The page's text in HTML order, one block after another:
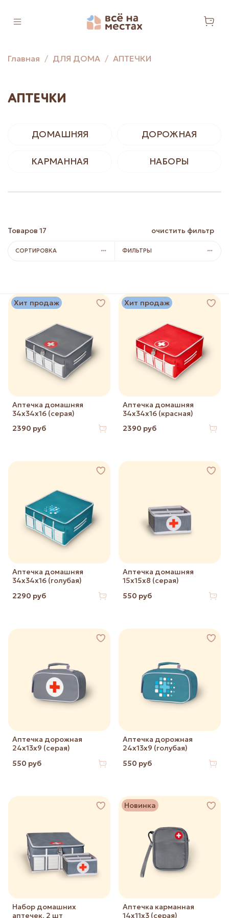
Главная ДЛЯ ДОМА АПТЕЧКИ
АПТЕЧКИ
ДОМАШНЯЯ ДОРОЖНАЯ
КАРМАННАЯ НАБОРЫ
Товаров 17 очистить фильтр
СОРТИРОВКА ФИЛЬТРЫ
Хит продаж
Аптечка домашняя
34х34х16 (серая)
2390 руб
Хит продаж
Аптечка домашняя
34х34х16 (красная)
2390 руб
Аптечка домашняя
34х34х16 (голубая)
2290 руб
Аптечка домашняя
15х15х8 (серая)
550 руб
Аптечка дорожная
24х13х9 (серая)
550 руб
Аптечка дорожная
24х13х9 (голубая)
550 руб
Набор домашних
аптечек, 2 шт
Новинка
Аптечка карманная
14х11х3 (серая)